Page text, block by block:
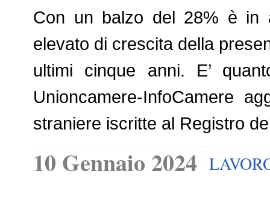
Con un balzo del 28% è in
elevato di crescita della
ultimi cinque anni. E’
Unioncamere-InfoCamere
straniere iscritte al Registro
10 Gennaio 2024